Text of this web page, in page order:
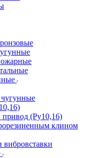
привод (Ру10,16)
клином